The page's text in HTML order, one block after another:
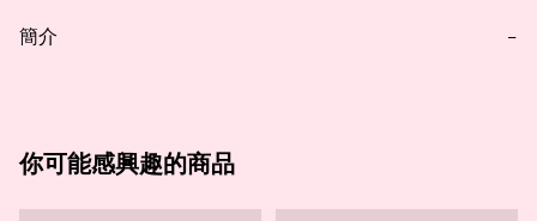
簡介 −
你可能感興趣的商品